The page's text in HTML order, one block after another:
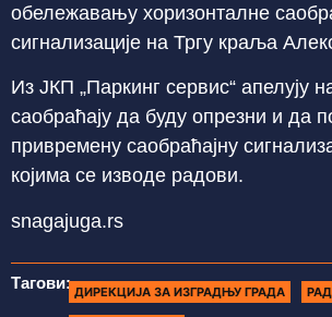
обележавању хоризонталне
сигнализације на Тргу краља
Из ЈКП „Паркинг сервис“ апелују
саобраћају да буду опрезни и да
привремену саобраћајну
којима се изводе радови.
snagajuga.rs
Тагови: ДИРЕКЦИЈА ЗА ИЗГРАДЊУ ГРАДА